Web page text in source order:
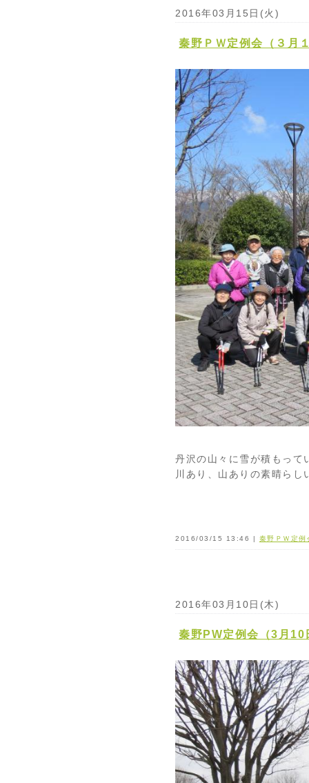
2016年03月15日(火)
秦野ＰＷ定例会（３月
丹沢の山々に雪が積もって
川あり、山ありの素晴ら
2016/03/15 13:46 | 秦野ＰＷ定例
2016年03月10日(木)
秦野PW定例会（3月10